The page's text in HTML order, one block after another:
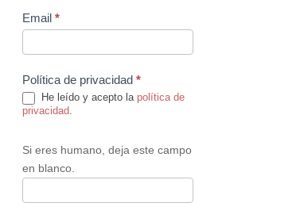
Email *
Política de privacidad *
He leído y acepto la política de
privacidad.
Si eres humano, deja este campo
en blanco.